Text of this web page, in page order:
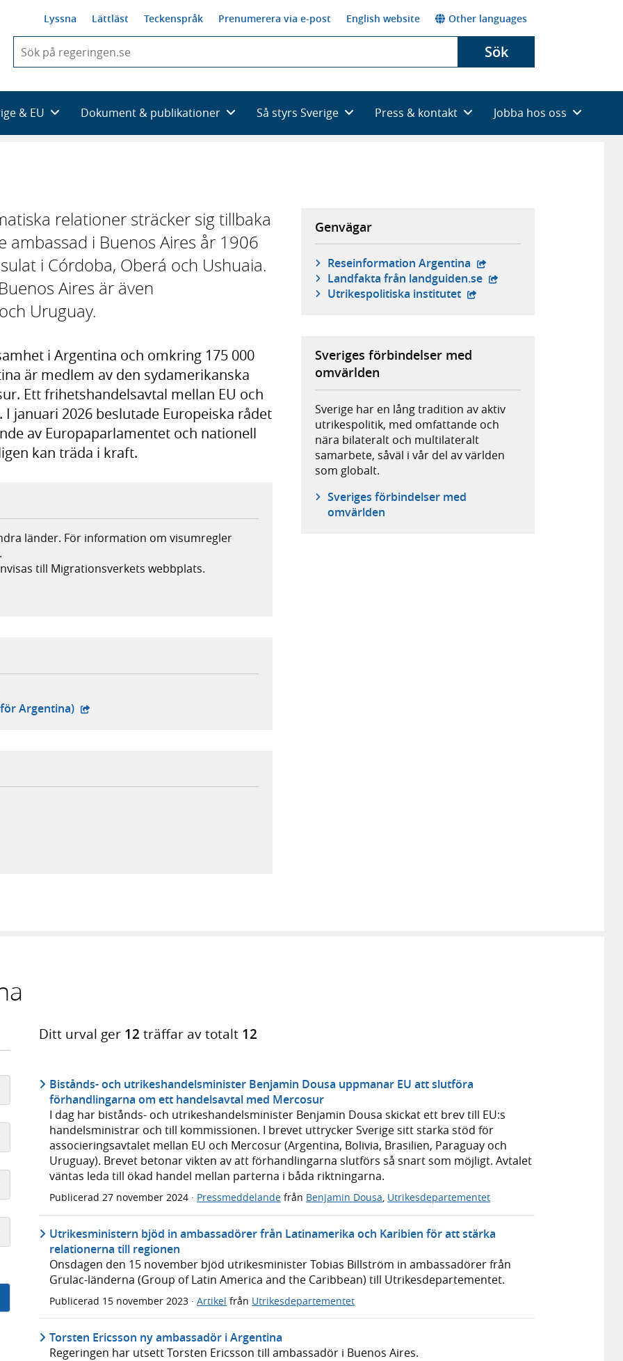
Lyssna Lättläst Teckenspråk Prenumerera via e-post English website Other languages
du
skriva
framträder
en
Sök
& EU Dokument & publikationer Så styrs Sverige Press & kontakt Jobba hos oss
relationer sträcker sig tillbaka
i Buenos Aires år 1906
i Córdoba, Oberá och Ushuaia.
Aires är även
Uruguay.
i Argentina och omkring 175 000
är medlem av den sydamerikanska
Ett frihetshandelsavtal mellan EU och
januari 2026 beslutade Europeiska rådet
av Europaparlamentet och nationell
kan träda i kraft.
länder. För information om visumregler
till Migrationsverkets webbplats.
i ny flik, extern webbplats,
webbplats,
Argentina) - extern webbplats,
webbplats,
webbplats,
webbplats,
Genvägar
Reseinformation Argentina - extern webbplats,
Landfakta från landguiden.se - extern webbplats,
Utrikespolitiska institutet - extern webbplats,
Sveriges förbindelser med
omvärlden
Sverige har en lång tradition av aktiv
utrikespolitik, med omfattande och
nära bilateralt och multilateralt
samarbete, såväl i vår del av världen
som globalt.
Sveriges förbindelser med
omvärlden
Ditt urval ger 12 träffar av totalt 12
Bistånds- och utrikeshandelsminister Benjamin Dousa uppmanar EU att slutföra
förhandlingarna om ett handelsavtal med Mercosur
I dag har bistånds- och utrikeshandelsminister Benjamin Dousa skickat ett brev till EU:s
handelsministrar och till kommissionen. I brevet uttrycker Sverige sitt starka stöd för
associeringsavtalet mellan EU och Mercosur (Argentina, Bolivia, Brasilien, Paraguay och
Uruguay). Brevet betonar vikten av att förhandlingarna slutförs så snart som möjligt. Avtalet
väntas leda till ökad handel mellan parterna i båda riktningarna.
Publicerad27 november 2024 · Pressmeddelande från Benjamin Dousa, Utrikesdepartementet
Utrikesministern bjöd in ambassadörer från Latinamerika och Karibien för att stärka
relationerna till regionen
Onsdagen den 15 november bjöd utrikesminister Tobias Billström in ambassadörer från
Grulac-länderna (Group of Latin America and the Caribbean) till Utrikesdepartementet.
Publicerad 15 november 2023 ·Artikel från Utrikesdepartementet
Torsten Ericsson ny ambassadör i Argentina
Regeringen har utsett Torsten Ericsson till ambassadör i Buenos Aires.